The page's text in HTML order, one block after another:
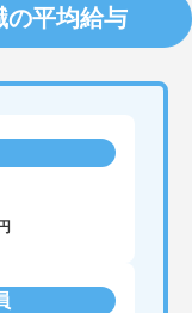
の平均給与